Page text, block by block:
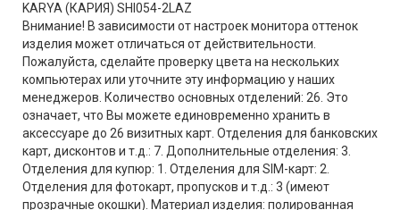
KARYA (КАРИЯ) SHI054-2LAZ
Внимание! В зависимости от настроек монитора оттенок
изделия может отличаться от действительности.
Пожалуйста, сделайте проверку цвета на нескольких
компьютерах или уточните эту информацию у наших
менеджеров. Количество основных отделений: 26. Это
означает, что Вы можете единовременно хранить в
аксессуаре до 26 визитных карт. Отделения для банковских
карт, дисконтов и т.д.: 7. Дополнительные отделения: 3.
Отделения для купюр: 1. Отделения для SIM-карт: 2.
Отделения для фотокарт, пропусков и т.д.: 3 (имеют
прозрачные окошки). Материал изделия: полированная